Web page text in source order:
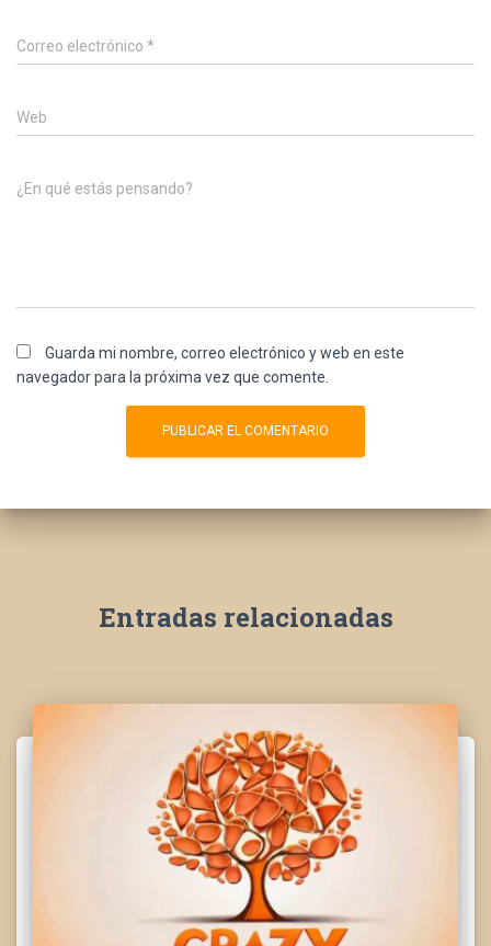
Correo electrónico *
Web
¿En qué estás pensando?
Guarda mi nombre, correo electrónico y web en este
navegador para la próxima vez que comente.
Entradas relacionadas